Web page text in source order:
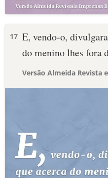
17 E, vendo-o,
do menino lhes fora
Versão Almeida Revista